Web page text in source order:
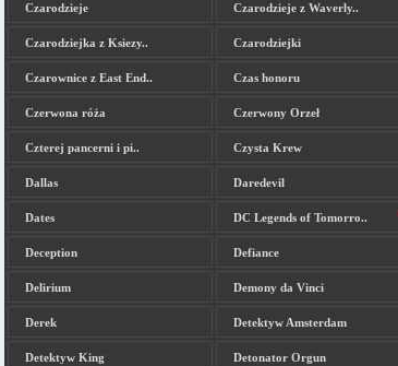
Czarodzieje Czarodzieje z Waverly..
Czarodziejka z Ksiezy.. Czarodziejki
Czarownice z East End.. Czas honoru
Czerwona róża Czerwony Orzeł
Czterej pancerni i pi.. Czysta Krew
Dallas Daredevil
Dates DC Legends of Tomorro..
Deception Defiance
Delirium Demony da Vinci
Derek Detektyw Amsterdam
Detektyw King Detonator Orgun